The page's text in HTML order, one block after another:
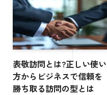
表敬訪問とは?正しい使い
方からビジネスで信頼を
勝ち取る訪問の型とは